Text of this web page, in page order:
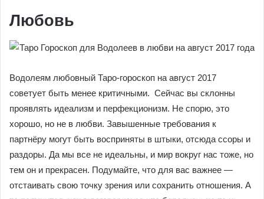
Любовь
Водолеям любовный Таро-гороскоп на август 2017
советует быть менее критичными. Сейчас вы склонны
проявлять идеализм и перфекционизм. Не спорю, это
хорошо, но не в любви. Завышенные требования к
партнёру могут быть восприняты в штыки, отсюда ссоры и
раздоры. Да мы все не идеальны, и мир вокруг нас тоже, но
тем он и прекрасен. Подумайте, что для вас важнее —
отстаивать свою точку зрения или сохранить отношения. А